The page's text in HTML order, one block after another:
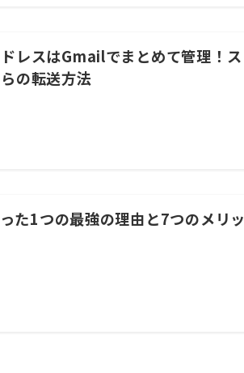
レスはGmailでまとめて管理！ス
の転送方法
た1つの最強の理由と7つのメリッ